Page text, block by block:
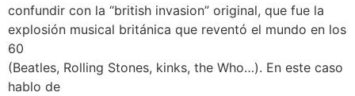
confundir con la “british invasion” original, que fue la
explosión musical británica que reventó el mundo en los
60
(Beatles, Rolling Stones, kinks, the Who…). En este caso
hablo de